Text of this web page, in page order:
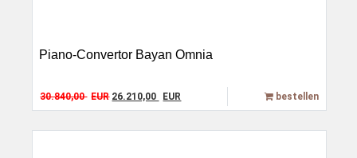
Piano-Convertor Bayan Omnia
30.840,00 EUR Original price was: 30.840,00 EUR.
26.210,00 EUR Current price is: 26.210,00 EUR.
bestellen